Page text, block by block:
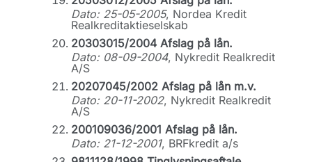
Dato: 25-05-2005, Nordea Kredit
Realkreditaktieselskab
20303015/2004 Afslag på lån.
Dato: 08-09-2004, Nykredit Realkredit
A/S
20207045/2002 Afslag på lån m.v.
Dato: 20-11-2002, Nykredit Realkredit
A/S
200109036/2001 Afslag på lån.
Dato: 21-12-2001, BRFkredit a/s